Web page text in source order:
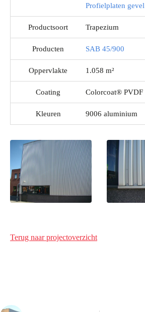
Profielplaten gevel
Productsoort Trapezium
Producten SAB 45/900
Oppervlakte 1.058 m²
Coating Colorcoat® PVDF
Kleuren 9006 aluminium
Terug naar projectoverzicht